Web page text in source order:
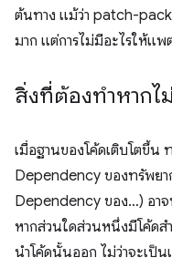
ต้นทาง แม้ว่า patch-
มาก แต่การไม่มีอะไรให้แพ
สิ่งที่ต้องทำหากไ
เมื่อฐานของโค้ดเติบโตขึ้น
Dependency ของทรัพย
Dependency ของ…) อาจ
หากส่วนใดส่วนหนึ่งมีโค้ดส
นำโค้ดนั้นออก ไม่ว่าจะเป็